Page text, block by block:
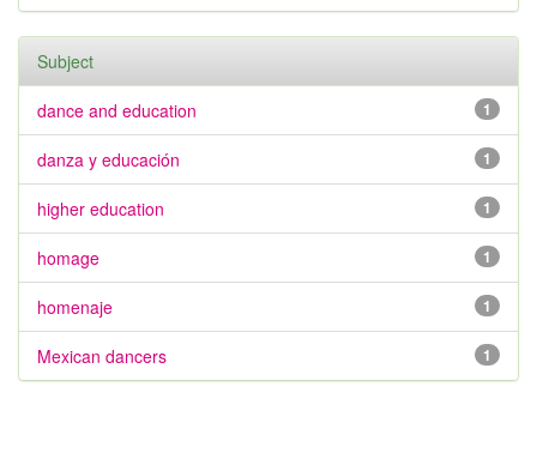
Subject
1
dance and education
1
danza y educación
1
higher education
1
homage
1
homenaje
1
Mexican dancers